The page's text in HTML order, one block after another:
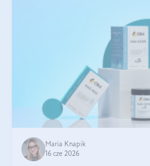
Maria Knapik
16 cze 2026